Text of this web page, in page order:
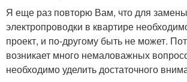
Я еще раз повторю Вам, что для замены
электропроводки в квартире
проект, и по-другому быть не может.
возникает много немаловажных
необходимо уделить достаточного